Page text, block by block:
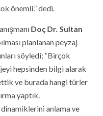
önemli.” dedi.
Doç Dr. Sultan
planlanan peyzaj
söyledi; “Birçok
hepsinden bilgi alarak
ve burada hangi türler
yaptık.
anlama ve